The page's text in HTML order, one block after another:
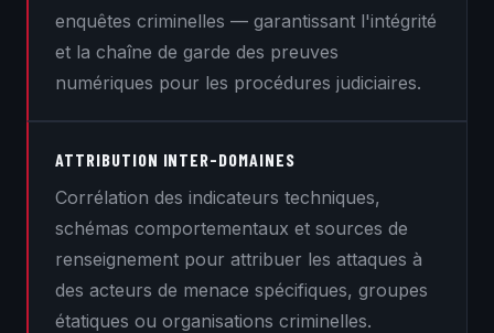
enquêtes criminelles — garantissant l'intégrité
et la chaîne de garde des preuves
numériques pour les procédures judiciaires.
ATTRIBUTION INTER-DOMAINES
Corrélation des indicateurs techniques,
schémas comportementaux et sources de
renseignement pour attribuer les attaques à
des acteurs de menace spécifiques, groupes
étatiques ou organisations criminelles.